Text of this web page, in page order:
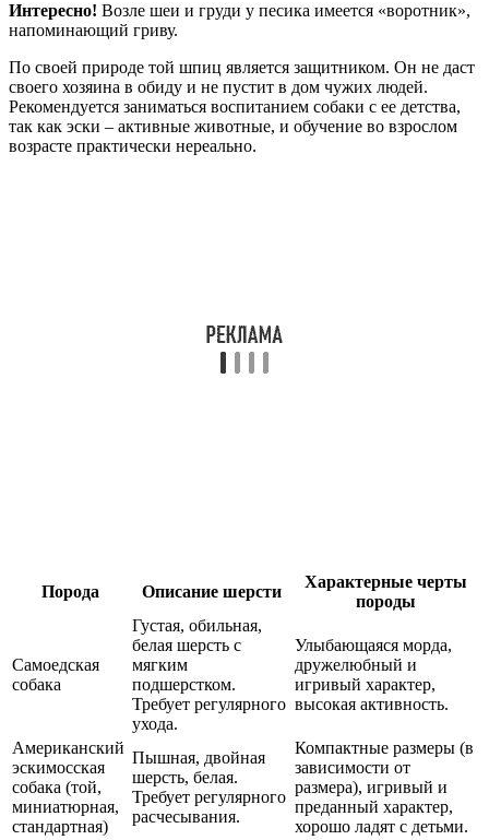
Интересно! Возле шеи и груди у песика имеется «воротник»,
напоминающий гриву.
По своей природе той шпиц является защитником. Он не даст
своего хозяина в обиду и не пустит в дом чужих людей.
Рекомендуется заниматься воспитанием собаки с ее детства,
так как эски – активные животные, и обучение во взрослом
возрасте практически нереально.
Порода Описание шерсти
Характерные черты
породы
Самоедская
собака
Густая, обильная,
белая шерсть с
мягким
подшерстком.
Требует регулярного
ухода.
Улыбающаяся морда,
дружелюбный и
игривый характер,
высокая активность.
Американский
эскимосская
собака (той,
миниатюрная,
стандартная)
Пышная, двойная
шерсть, белая.
Требует регулярного
расчесывания.
Компактные размеры (в
зависимости от
размера), игривый и
преданный характер,
хорошо ладят с детьми.